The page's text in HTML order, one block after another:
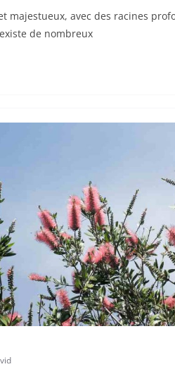
majestueux, avec des racines
de nombreux